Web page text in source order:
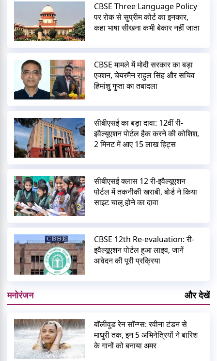
CBSE Three Language Policy
पर रोक से सुप्रीम कोर्ट का इनकार,
कहा भाषा सीखना कभी बेकार नहीं जाता
CBSE मामले में मोदी सरकार का बड़ा
एक्शन, चेयरमैन राहुल सिंह और सचिव
हिमांशु गुप्ता का तबादला
सीबीएसई का बड़ा दावा: 12वीं री-
इवैल्यूएशन पोर्टल हैक करने की कोशिश,
2 मिनट में आए 15 लाख हिट्स
सीबीएसई क्लास 12 री-इवैल्यूएशन
पोर्टल में तकनीकी खराबी, बोर्ड ने किया
साइट चालू होने का दावा
CBSE 12th Re-evaluation: री-
इवैल्यूएशन पोर्टल हुआ लाइव, जानें
आवेदन की पूरी प्रक्रिया
मनोरंजन और देखें
बॉलीवुड रेन सॉन्ग्स: रवीना टंडन से
माधुरी तक, इन 5 अभिनेत्रियों ने बारिश
के गानों को बनाया अमर